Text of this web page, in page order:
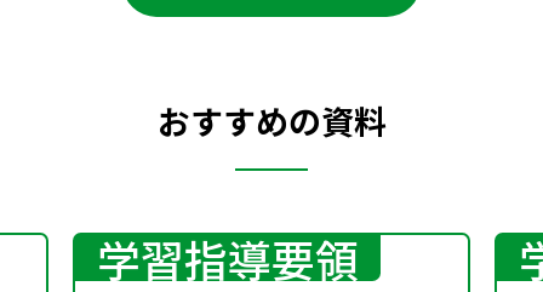
おすすめの資料
学習指導要領